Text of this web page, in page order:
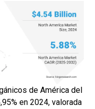
de América del
en 2024, valorada